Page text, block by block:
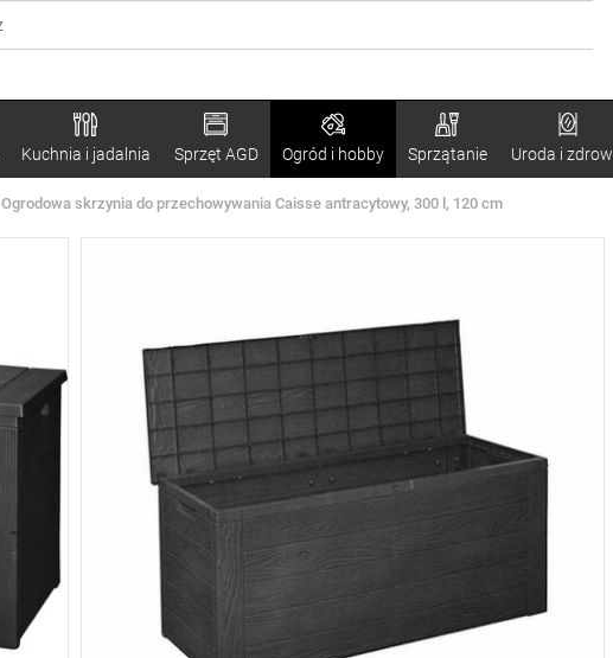
Kuchnia i jadalnia Sprzęt AGD Ogród i hobby Sprzątanie Uroda i
Ogrodowa skrzynia do przechowywania Caisse antracytowy, 300 l, 120 cm